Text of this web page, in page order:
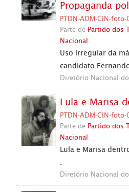
PTDN-ADM-CIN-
Parte de Partido dos
Nacional
Uso irregular da
candidato
Diretório Nacional
PTDN-ADM-CIN-
Parte de Partido dos
Nacional
Lula e Marisa
Diretório Nacional